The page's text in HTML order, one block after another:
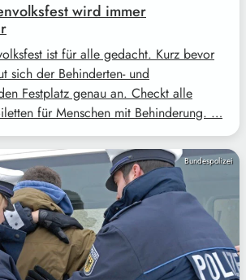
wird immer
ist für alle gedacht. Kurz bevor
sich der Behinderten- und
Festplatz genau an. Checkt alle
für Menschen mit Behinderung. …
Bundespolizei